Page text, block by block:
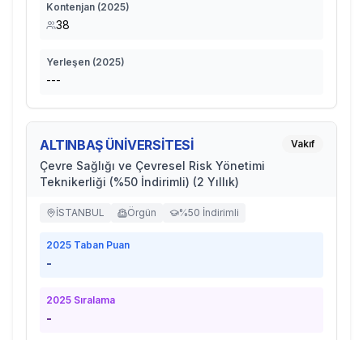
Kontenjan (2025)
38
Yerleşen (2025)
---
ALTINBAŞ ÜNİVERSİTESİ
Çevre Sağlığı ve Çevresel Risk Yönetimi
Teknikerliği (%50 İndirimli) (2 Yıllık)
Vakıf
İSTANBUL Örgün %50 İndirimli
2025 Taban Puan
-
2025 Sıralama
-